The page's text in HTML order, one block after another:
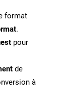
format
.
pour
de
à